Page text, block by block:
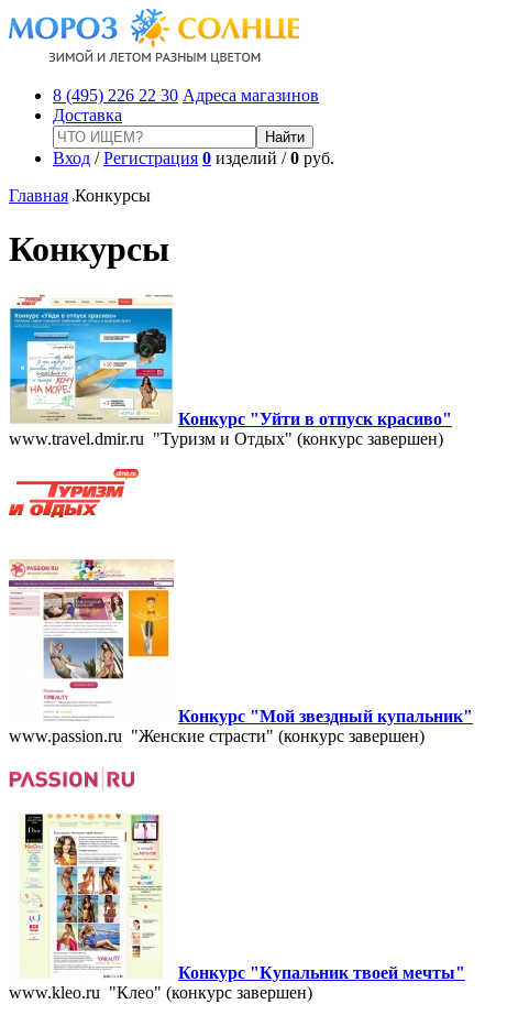
8 (495) 226 22 30 Адреса магазинов
Доставка
Вход /Регистрация 0 изделий /0 руб.
Главная Конкурсы
Конкурсы
Конкурс "Уйти в отпуск красиво"
www.travel.dmir.ru "Туризм и Отдых" (конкурс завершен)
Конкурс "Мой звездный купальник"
www.passion.ru "Женские страсти" (конкурс завершен)
Конкурс "Купальник твоей мечты"
www.kleo.ru "Клео" (конкурс завершен)